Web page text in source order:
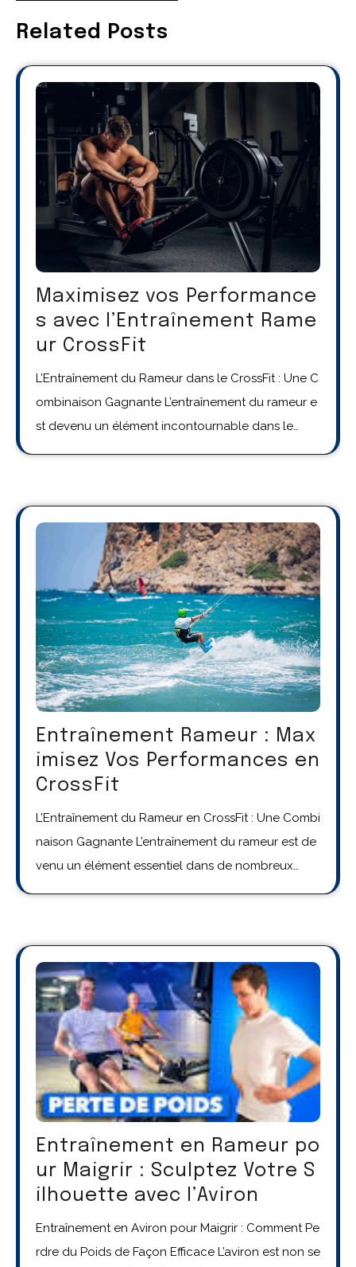
Related Posts
Maximisez vos Performance
s avec l’Entraînement Rame
ur CrossFit
L’Entraînement du Rameur dans le CrossFit : Une C
ombinaison Gagnante L’entraînement du rameur e
st devenu un élément incontournable dans le…
Entraînement Rameur : Max
imisez Vos Performances en
CrossFit
L’Entraînement du Rameur en CrossFit : Une Combi
naison Gagnante L’entraînement du rameur est de
venu un élément essentiel dans de nombreux…
Entraînement en Rameur po
ur Maigrir : Sculptez Votre S
ilhouette avec l’Aviron
Entraînement en Aviron pour Maigrir : Comment Pe
rdre du Poids de Façon Efficace L’aviron est non se